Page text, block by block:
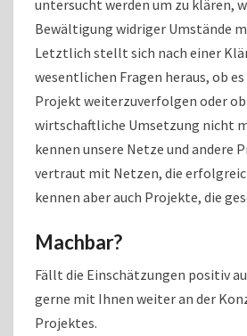
untersucht werden um zu klären,
Bewältigung widriger Umstände
Letztlich stellt sich nach einer
wesentlichen Fragen heraus, ob
Projekt weiterzuverfolgen oder ob
wirtschaftliche Umsetzung nicht
kennen unsere Netze und andere
vertraut mit Netzen, die
kennen aber auch Projekte, die
Machbar?
Fällt die Einschätzungen positiv
gerne mit Ihnen weiter an der
Projektes.